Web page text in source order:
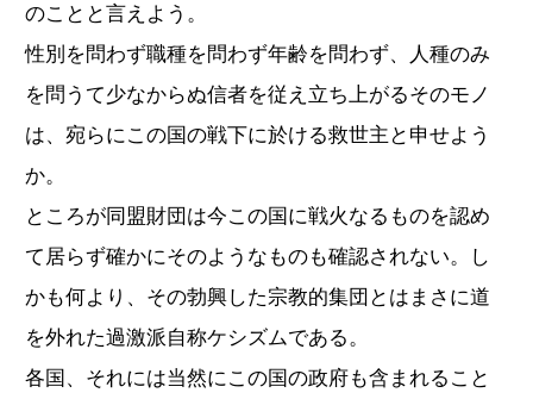
のことと言えよう。
性別を問わず職種を問わず年齢を問わず、人種のみ
を問うて少なからぬ信者を従え立ち上がるそのモノ
は、宛らにこの国の戦下に於ける救世主と申せよう
か。
ところが同盟財団は今この国に戦火なるものを認め
て居らず確かにそのようなものも確認されない。し
かも何より、その勃興した宗教的集団とはまさに道
を外れた過激派自称ケシズムである。
各国、それには当然にこの国の政府も含まれること